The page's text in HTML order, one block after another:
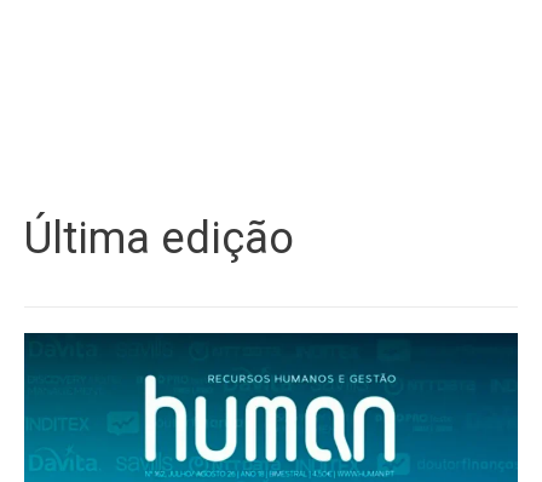
Última edição